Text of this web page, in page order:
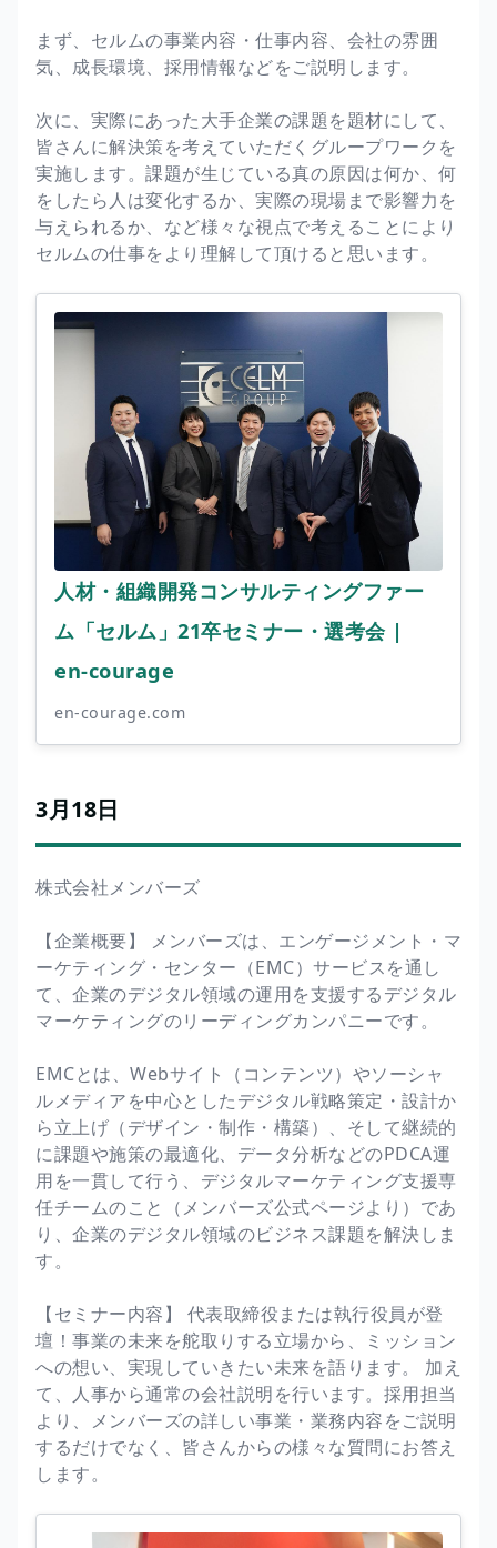
まず、セルムの事業内容・仕事内容、会社の雰囲
気、成長環境、採用情報などをご説明します。
次に、実際にあった大手企業の課題を題材にして、
皆さんに解決策を考えていただくグループワークを
実施します。課題が生じている真の原因は何か、何
をしたら人は変化するか、実際の現場まで影響力を
与えられるか、など様々な視点で考えることにより
セルムの仕事をより理解して頂けると思います。
人材・組織開発コンサルティングファー
ム「セルム」21卒セミナー・選考会 |
en-courage
en-courage.com
3月18日
株式会社メンバーズ
【企業概要】 メンバーズは、エンゲージメント・マ
ーケティング・センター（EMC）サービスを通し
て、企業のデジタル領域の運用を支援するデジタル
マーケティングのリーディングカンパニーです。
EMCとは、Webサイト（コンテンツ）やソーシャ
ルメディアを中心としたデジタル戦略策定・設計か
ら立上げ（デザイン・制作・構築）、そして継続的
に課題や施策の最適化、データ分析などのPDCA運
用を一貫して行う、デジタルマーケティング支援専
任チームのこと（メンバーズ公式ページより）であ
り、企業のデジタル領域のビジネス課題を解決しま
す。
【セミナー内容】 代表取締役または執行役員が登
壇！事業の未来を舵取りする立場から、ミッション
への想い、実現していきたい未来を語ります。 加え
て、人事から通常の会社説明を行います。採用担当
より、メンバーズの詳しい事業・業務内容をご説明
するだけでなく、皆さんからの様々な質問にお答え
します。